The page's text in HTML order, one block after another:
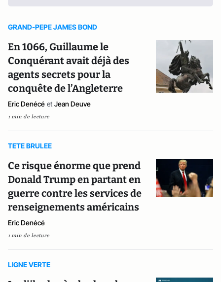
GRAND-PEPE JAMES BOND
En 1066, Guillaume le
Conquérant avait déjà des
agents secrets pour la
conquête de l’Angleterre
Eric Denécé et Jean Deuve
1 min de lecture
TETE BRULEE
Ce risque énorme que prend
Donald Trump en partant en
guerre contre les services de
renseignements américains
Eric Denécé
1 min de lecture
LIGNE VERTE